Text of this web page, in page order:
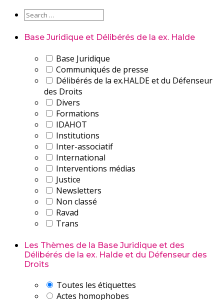
Base Juridique et Délibérés de la ex. Halde
Base Juridique
Communiqués de presse
Délibérés de la ex.HALDE et du Défenseur
des Droits
Divers
Formations
IDAHOT
Institutions
Inter-associatif
International
Interventions médias
Justice
Newsletters
Non classé
Ravad
Trans
Les Thèmes de la Base Juridique et des
Délibérés de la ex. Halde et du Défenseur des
Droits
Toutes les étiquettes
Actes homophobes